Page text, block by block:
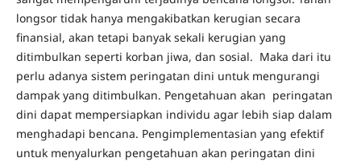
longsor tidak hanya mengakibatkan kerugian secara
finansial, akan tetapi banyak sekali kerugian yang
ditimbulkan seperti korban jiwa, dan sosial. Maka dari itu
perlu adanya sistem peringatan dini untuk mengurangi
dampak yang ditimbulkan. Pengetahuan akan peringatan
dini dapat mempersiapkan individu agar lebih siap dalam
menghadapi bencana. Pengimplementasian yang efektif
untuk menyalurkan pengetahuan akan peringatan dini